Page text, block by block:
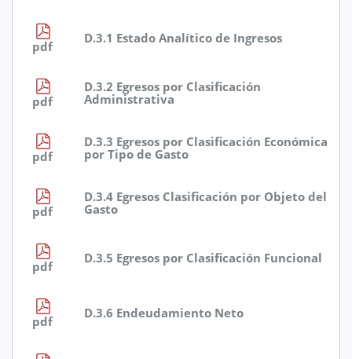
pdf
D.3.1 Estado Analítico de Ingresos
pdf
D.3.2 Egresos por Clasificación
Administrativa
pdf
D.3.3 Egresos por Clasificación Económica
por Tipo de Gasto
pdf
D.3.4 Egresos Clasificación por Objeto del
Gasto
pdf
D.3.5 Egresos por Clasificación Funcional
pdf
D.3.6 Endeudamiento Neto